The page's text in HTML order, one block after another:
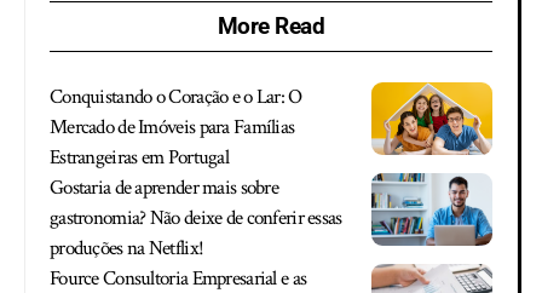
More Read
Conquistando o Coração e o Lar: O
Mercado de Imóveis para Famílias
Estrangeiras em Portugal
Gostaria de aprender mais sobre
gastronomia? Não deixe de conferir essas
produções na Netflix!
Fource Consultoria Empresarial e as